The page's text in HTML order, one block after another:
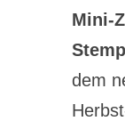
Mini-
dem